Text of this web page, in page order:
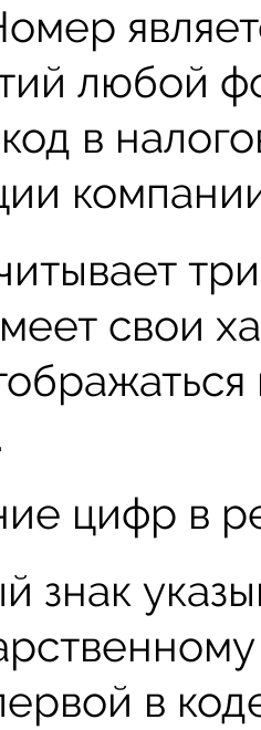
любой
в
свои
цифр в
знак
в